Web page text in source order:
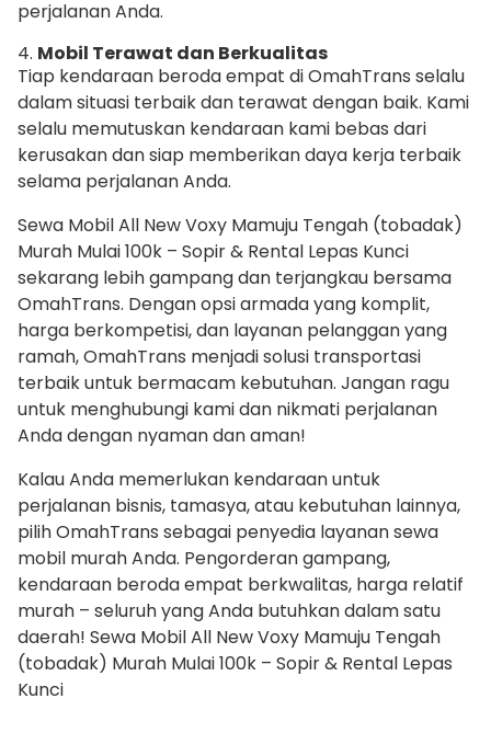
perjalanan Anda.
4. Mobil Terawat dan Berkualitas
Tiap kendaraan beroda empat di OmahTrans selalu
dalam situasi terbaik dan terawat dengan baik. Kami
selalu memutuskan kendaraan kami bebas dari
kerusakan dan siap memberikan daya kerja terbaik
selama perjalanan Anda.
Sewa Mobil All New Voxy Mamuju Tengah (tobadak)
Murah Mulai 100k – Sopir & Rental Lepas Kunci
sekarang lebih gampang dan terjangkau bersama
OmahTrans. Dengan opsi armada yang komplit,
harga berkompetisi, dan layanan pelanggan yang
ramah, OmahTrans menjadi solusi transportasi
terbaik untuk bermacam kebutuhan. Jangan ragu
untuk menghubungi kami dan nikmati perjalanan
Anda dengan nyaman dan aman!
Kalau Anda memerlukan kendaraan untuk
perjalanan bisnis, tamasya, atau kebutuhan lainnya,
pilih OmahTrans sebagai penyedia layanan sewa
mobil murah Anda. Pengorderan gampang,
kendaraan beroda empat berkwalitas, harga relatif
murah – seluruh yang Anda butuhkan dalam satu
daerah! Sewa Mobil All New Voxy Mamuju Tengah
(tobadak) Murah Mulai 100k – Sopir & Rental Lepas
Kunci